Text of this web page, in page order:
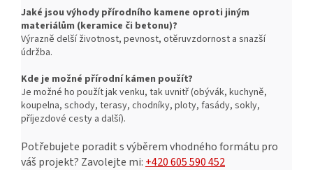
Jaké jsou výhody přírodního kamene oproti jiným
materiálům (keramice či betonu)?
Výrazně delší životnost, pevnost, otěruvzdornost a snazší
údržba.
Kde je možné přírodní kámen použít?
Je možné ho použít jak venku, tak uvnitř (obývák, kuchyně,
koupelna, schody, terasy, chodníky, ploty, fasády, sokly,
příjezdové cesty a další).
Potřebujete poradit s výběrem vhodného formátu pro
váš projekt? Zavolejte mi:+420 605 590 452